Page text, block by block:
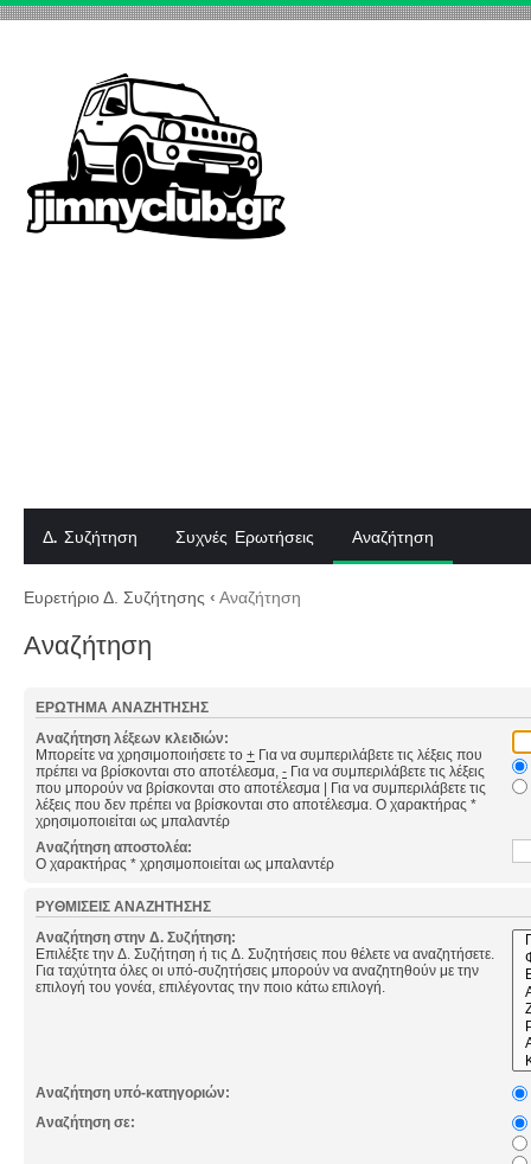
Δ. Συζήτηση Συχνές Ερωτήσεις Αναζήτηση
Ευρετήριο Δ. Συζήτησης ‹ Αναζήτηση
Αναζήτηση
ΕΡΏΤΗΜΑ ΑΝΑΖΉΤΗΣΗΣ
Αναζήτηση λέξεων κλειδιών:
Μπορείτε να χρησιμοποιήσετε το + Για να συμπεριλάβετε τις λέξεις που
πρέπει να βρίσκονται στο αποτέλεσμα, - Για να συμπεριλάβετε τις λέξεις
που μπορούν να βρίσκονται στο αποτέλεσμα | Για να συμπεριλάβετε τις
λέξεις που δεν πρέπει να βρίσκονται στο αποτέλεσμα. Ο χαρακτήρας *
χρησιμοποιείται ως μπαλαντέρ
Αναζήτηση αποστολέα:
Ο χαρακτήρας * χρησιμοποιείται ως μπαλαντέρ
ΡΥΘΜΊΣΕΙΣ ΑΝΑΖΉΤΗΣΗΣ
Αναζήτηση στην Δ. Συζήτηση:
Επιλέξτε την Δ. Συζήτηση ή τις Δ. Συζητήσεις που θέλετε να αναζητήσετε.
Για ταχύτητα όλες οι υπό-συζητήσεις μπορούν να αναζητηθούν με την
επιλογή του γονέα, επιλέγοντας την ποιο κάτω επιλογή.
Αναζήτηση υπό-κατηγοριών:
Αναζήτηση σε: